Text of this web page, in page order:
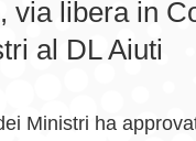
via libera in
al DL Aiuti
Ministri ha